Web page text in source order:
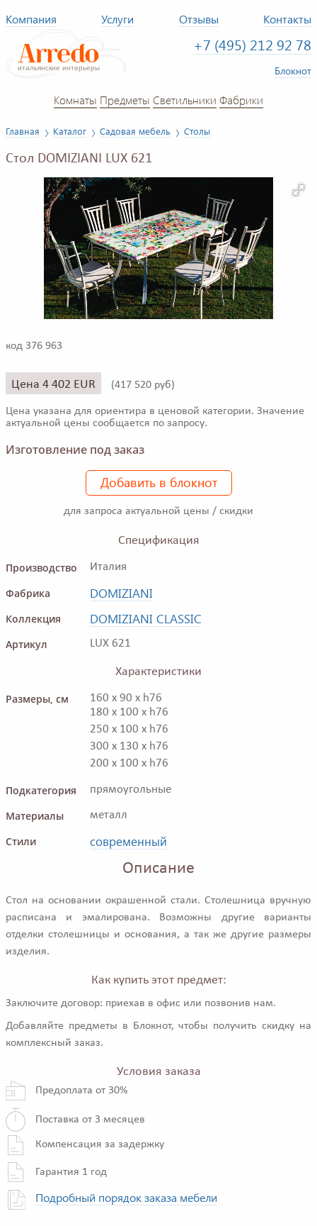
Компания Услуги Отзывы Контакты
+7 (495) 212 92 78
Блокнот
Комнаты Предметы Светильники Фабрики
Главная Каталог Садовая мебель Столы
Стол DOMIZIANI LUX 621
код 376 963
Цена 4 402 EUR (417 520 руб)
Цена указана для ориентира в ценовой категории. Значение
актуальной цены сообщается по запросу.
Изготовление под заказ
Добавить в блокнот
для запроса актуальной цены / скидки
Спецификация
Производство
Италия
Фабрика DOMIZIANI
Коллекция DOMIZIANI CLASSIC
Артикул LUX 621
Характеристики
Размеры, см
160 x 90 x h76
180 x 100 x h76
250 x 100 x h76
300 x 130 x h76
200 x 100 x h76
Подкатегория прямоугольные
Материалы металл
Стили современный
Описание
Стол на основании окрашенной стали. Столешница вручную
расписана и эмалирована. Возможны другие варианты
отделки столешницы и основания, а так же другие размеры
изделия.
Как купить этот предмет:
Заключите договор: приехав в офис или позвонив нам.
Добавляйте предметы в Блокнот, чтобы получить скидку на
комплексный заказ.
Условия заказа
Предоплата от 30%
Поставка от 3 месяцев
Компенсация за задержку
Гарантия 1 год
Подробный порядок заказа мебели